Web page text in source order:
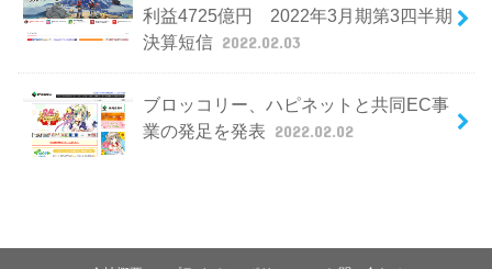
利益4725億円 2022年3月期第3四半期
決算短信 2022.02.03
ブロッコリー、ハピネットと共同EC事
業の発足を発表 2022.02.02